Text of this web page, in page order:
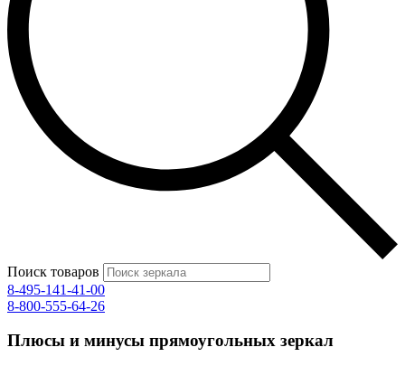
Поиск товаров
8-495-141-41-00
8-800-555-64-26
Плюсы и минусы прямоугольных зеркал